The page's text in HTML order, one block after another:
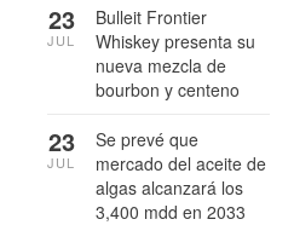
Bulleit Frontier
Whiskey presenta su
nueva mezcla de
bourbon y centeno
23
JUL
Se prevé que
mercado del aceite de
algas alcanzará los
3,400 mdd en 2033
23
JUL